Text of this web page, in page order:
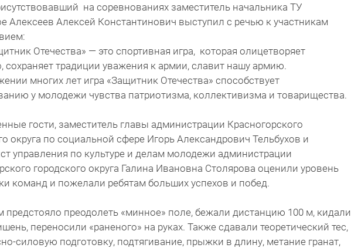
на соревнованиях заместитель начальника ТУ
Алексеев Алексей Константинович выступил с речью к участникам
Отечества» — это спортивная игра, которая олицетворяет
сохраняет традиции уважения к армии, славит нашу армию.
многих лет игра «Защитник Отечества» способствует
у молодежи чувства патриотизма, коллективизма и товарищества.
гости, заместитель главы администрации Красногорского
округа по социальной сфере Игорь Александрович Тельбухов и
управления по культуре и делам молодежи администрации
городского округа Галина Ивановна Столярова оценили уровень
команд и пожелали ребятам больших успехов и побед.
предстояло преодолеть «минное» поле, бежали дистанцию 100 м, кидали
переносили «раненого» на руках. Также сдавали теоретический тес,
силовую подготовку, подтягивание, прыжки в длину, метание гранат,